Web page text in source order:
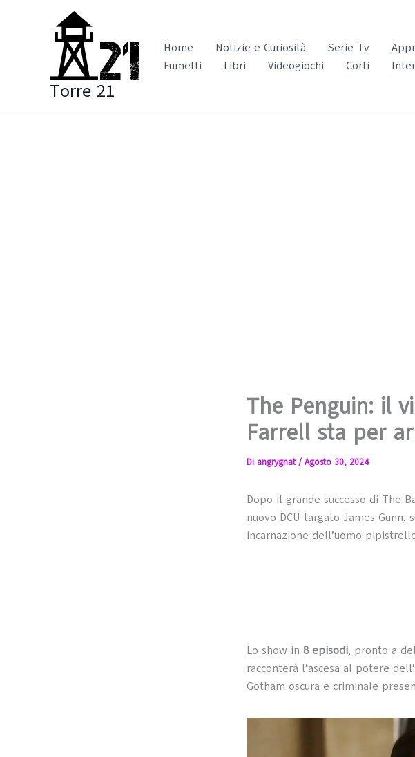
Torre 21
Home Notizie e Curiosità Serie Tv
Fumetti
Libri Videogiochi Corti
The Penguin: il
Farrell sta per
Di angrygnat/ Agosto 30, 2024
Dopo il grande successo di The
nuovo DCU targato James Gunn,
incarnazione dell’uomo
Lo show in 8 episodi, pronto a
racconterà l’ascesa al potere
Gotham oscura e criminale